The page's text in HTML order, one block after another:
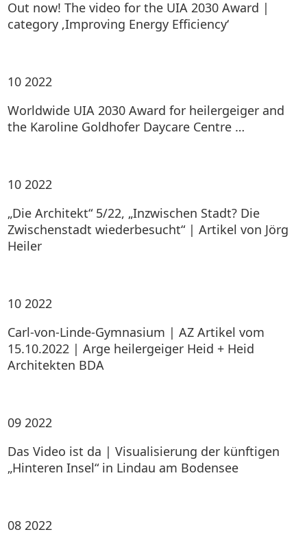
Out now! The video for the UIA 2030 Award |
category ‚Improving Energy Efficiency‘
10 2022
Worldwide UIA 2030 Award for heilergeiger and
the Karoline Goldhofer Daycare Centre …
10 2022
„Die Architekt“ 5/22, „Inzwischen Stadt? Die
Zwischenstadt wiederbesucht“ | Artikel von Jörg
Heiler
10 2022
Carl-von-Linde-Gymnasium | AZ Artikel vom
15.10.2022 | Arge heilergeiger Heid + Heid
Architekten BDA
09 2022
Das Video ist da | Visualisierung der künftigen
„Hinteren Insel“ in Lindau am Bodensee
08 2022